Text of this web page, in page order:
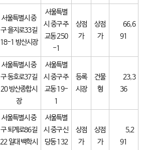
서울특별시 중
구 을지로33길
18-1 방산시장
서울특별
시 중구 주
교동 250
-1
상점
가
상점
가
66,6
91
서울특별시 중
구 동호로37길
20 방산종합시
장
서울특별
시 중구 주
교동 19-
1
등록
시장
건물
형
23,3
36
서울특별시 중
구 퇴계로86길
22 일대 백학시
서울특별
시 중구 신
당동 132
상점
가
상점
가
5,2
91